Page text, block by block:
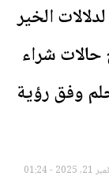
الخير
حالات شراء
وفق رؤية
- 01:24